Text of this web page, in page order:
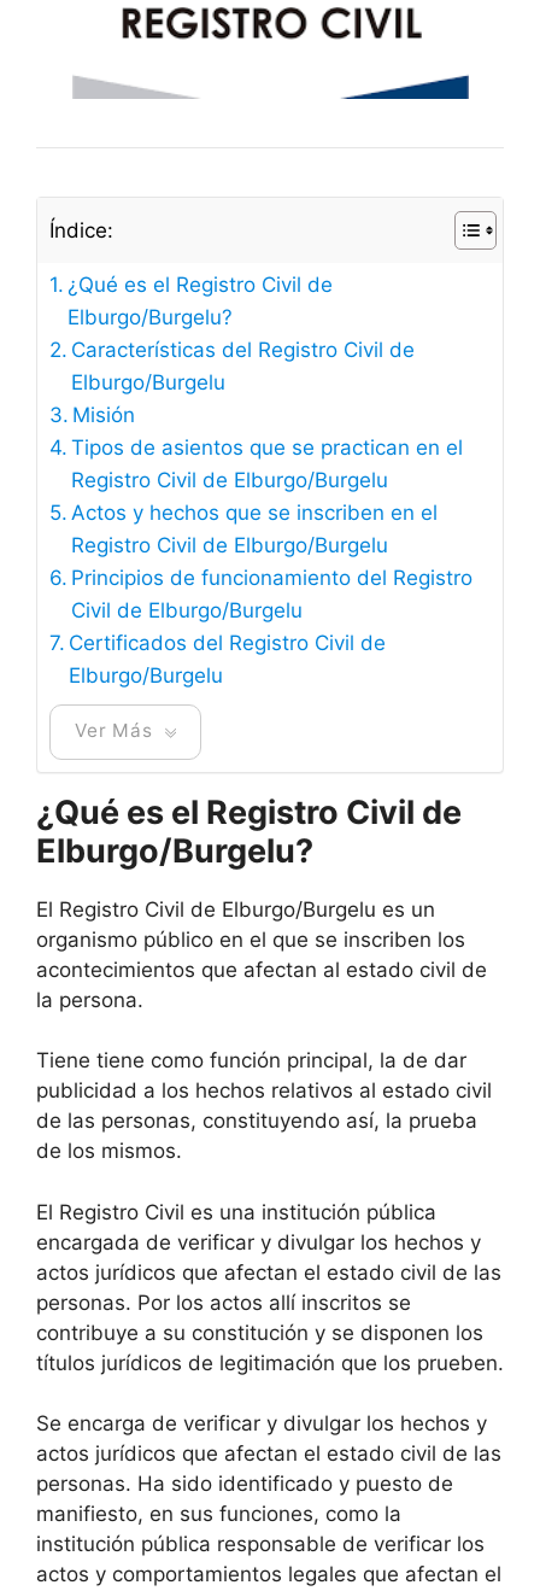
Índice:
¿Qué es el Registro Civil de
Elburgo/Burgelu?
Características del Registro Civil de
Elburgo/Burgelu
Misión
Tipos de asientos que se practican en el
Registro Civil de Elburgo/Burgelu
Actos y hechos que se inscriben en el
Registro Civil de Elburgo/Burgelu
Principios de funcionamiento del Registro
Civil de Elburgo/Burgelu
Certificados del Registro Civil de
Elburgo/Burgelu
Ver Más
¿Qué es el Registro Civil de
Elburgo/Burgelu?
El Registro Civil de Elburgo/Burgelu es un
organismo público en el que se inscriben los
acontecimientos que afectan al estado civil de
la persona.
Tiene tiene como función principal, la de dar
publicidad a los hechos relativos al estado civil
de las personas, constituyendo así, la prueba
de los mismos.
El Registro Civil es una institución pública
encargada de verificar y divulgar los hechos y
actos jurídicos que afectan el estado civil de las
personas. Por los actos allí inscritos se
contribuye a su constitución y se disponen los
títulos jurídicos de legitimación que los prueben.
Se encarga de verificar y divulgar los hechos y
actos jurídicos que afectan el estado civil de las
personas. Ha sido identificado y puesto de
manifiesto, en sus funciones, como la
institución pública responsable de verificar los
actos y comportamientos legales que afectan el